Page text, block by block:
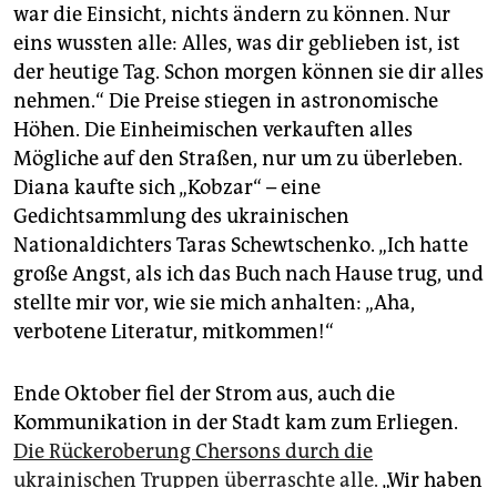
war die Einsicht, nichts ändern zu können. Nur
eins wussten alle: Alles, was dir geblieben ist, ist
der heutige Tag. Schon morgen können sie dir alles
nehmen.“ Die Preise stiegen in astronomische
Höhen. Die Einheimischen verkauften alles
Mögliche auf den Straßen, nur um zu überleben.
Diana kaufte sich „Kobzar“ – eine
Gedichtsammlung des ukrainischen
Nationaldichters Taras Schewtschenko. „Ich hatte
große Angst, als ich das Buch nach Hause trug, und
stellte mir vor, wie sie mich anhalten: „Aha,
verbotene Literatur, mitkommen!“
Ende Oktober fiel der Strom aus, auch die
Kommunikation in der Stadt kam zum Erliegen.
Die Rückeroberung Chersons durch die
ukrainischen Truppen überraschte alle. „Wir haben